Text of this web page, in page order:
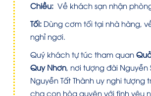
Chiều: Về khách sạn nhận
Tối: Dùng cơm tối tại nhà hàng,
nghỉ ngơi.
Quý khách tự túc tham quan
Quy Nhơn, nơi tượng đài Nguyễn
Nguyễn Tất Thành uy nghi tượng
cha con hòa quyện với tình yêu